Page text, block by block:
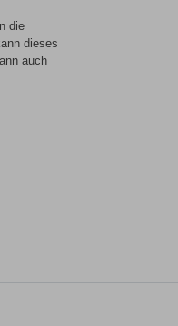
die
dieses
auch